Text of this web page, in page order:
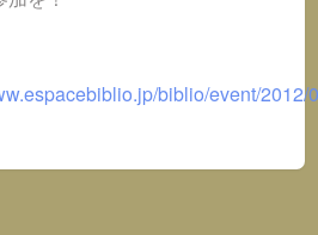
biblio/event/2012/